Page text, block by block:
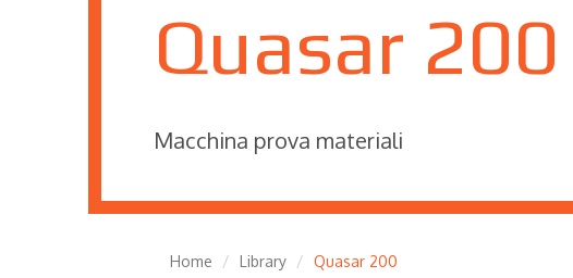
Quasar 200
Macchina prova materiali
Home Library Quasar 200